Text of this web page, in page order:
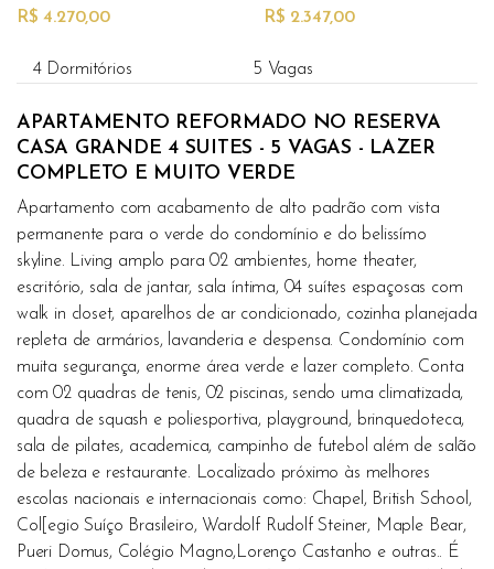
R$ 4.270,00 R$ 2.347,00
4 Dormitórios 5 Vagas
APARTAMENTO REFORMADO NO RESERVA
CASA GRANDE 4 SUITES - 5 VAGAS - LAZER
COMPLETO E MUITO VERDE
Apartamento com acabamento de alto padrão com vista
permanente para o verde do condomínio e do belissímo
skyline. Living amplo para 02 ambientes, home theater,
escritório, sala de jantar, sala íntima, 04 suítes espaçosas com
walk in closet, aparelhos de ar condicionado, cozinha planejada
repleta de armários, lavanderia e despensa. Condomínio com
muita segurança, enorme área verde e lazer completo. Conta
com 02 quadras de tenis, 02 piscinas, sendo uma climatizada,
quadra de squash e poliesportiva, playground, brinquedoteca,
sala de pilates, academica, campinho de futebol além de salão
de beleza e restaurante. Localizado próximo às melhores
escolas nacionais e internacionais como: Chapel, British School,
Col[egio Suíço Brasileiro, Wardolf Rudolf Steiner, Maple Bear,
Pueri Domus, Colégio Magno,Lorenço Castanho e outras.. É